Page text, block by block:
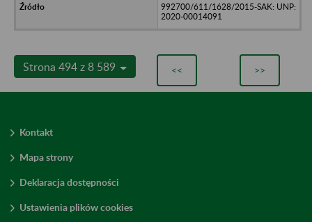
992700/611/1628/2015-SAK: UNP:
2020-00014091
Strona 494 z 8 589 << >>
Kontakt
Mapa strony
Deklaracja dostępności
Ustawienia plików cookies